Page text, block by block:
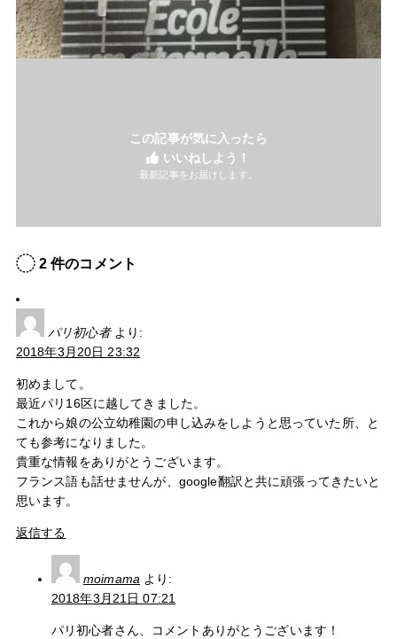
この記事が気に入ったら
いいねしよう！
最新記事をお届けします。
2 件のコメント
パリ初心者 より:
2018年3月20日 23:32
初めまして。
最近パリ16区に越してきました。
これから娘の公立幼稚園の申し込みをしようと思っていた所、と
ても参考になりました。
貴重な情報をありがとうございます。
フランス語も話せませんが、google翻訳と共に頑張ってきたいと
思います。
返信する
moimama より:
2018年3月21日 07:21
パリ初心者さん、コメントありがとうございます！